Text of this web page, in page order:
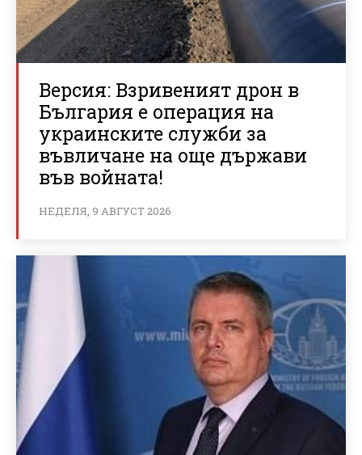
Версия: Взривеният дрон в
България е операция на
украинските служби за
въвличане на още държави
във войната!
НЕДЕЛЯ, 9 АВГУСТ 2026